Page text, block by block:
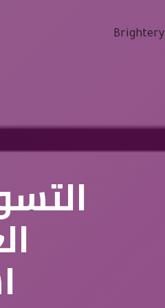
Brightery